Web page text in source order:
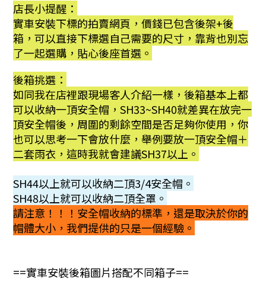
店長小提醒：
實車安裝下標的拍賣網頁，價錢已包含後架+後
箱，可以直接下標選自己需要的尺寸，靠背也別忘
了一起選購，貼心後座首選。
後箱挑選：
如同我在店裡跟現場客人介紹一樣，後箱基本上都
可以收納一頂安全帽，SH33~SH40就差異在放完一
頂安全帽後，周圍的剩餘空間是否足夠你使用，你
也可以思考一下會放什麼，舉例要放一頂安全帽＋
二套雨衣，這時我就會建議SH37以上。
SH44以上就可以收納二頂3/4安全帽。
SH48以上就可以收納二頂全罩。
請注意！！！安全帽收納的標準，還是取決於你的
帽體大小，我們提供的只是一個經驗。
==實車安裝後箱圖片搭配不同箱子==